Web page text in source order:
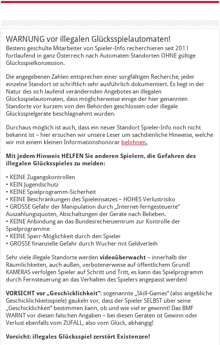
WARNUNG vor illegalen Glücksspielautomaten!
Bestens geschulte Mitarbeiter von Spieler-Info recherchieren seit 2011
fortlaufend in ganz Österreich nach Automaten-Standorten OHNE gültige
Glücksspielkonzession.
Die angegebenen Zahlen entsprechen einer sorgfältigen Recherche, jeder
einzelne Standort ist schriftlich sehr ausführlich dokumentiert. Es liegt in der
Natur des sich laufend verändernden Angebotes an illegalen
Glücksspielautomaten, dass möglicherweise einige der hier genannten
Standorte vor kurzem von den Behörden geschlossen oder illegale
Glücksspielgeräte beschlagnahmt wurden.
Durchaus möglich ist auch, dass ein neuer Standort Spieler-Info noch nicht
bekannt ist – hier ersuchen wir unsere Leser um sachdienliche Hinweise, welche
wir mit einem kleinen Informationshonorar belohnen.
Mit jedem Hinweis HELFEN Sie anderen Spielern, die Gefahren des
illegalen Glücksspieles zu meiden:
• KEINE Zugangskontrollen
• KEIN Jugendschutz
• KEINE Spielprogramm-Sicherheit
• KEINE Beschränkungen des Spieleinsatzes – HOHES Verlustrisiko
• GROSSE Gefahr der Manipulation durch „Internet-ferngesteuerte“
Auszahlungsquoten, Abschaltungen der Geräte nach Belieben.
• KEINE Anbindung an das Bundesrechenzentrum zur Kontrolle der
Spielprogramme
• KEINE Sperr-Möglichkeit durch den Spieler
• GROSSE finanzielle Gefahr durch Wucher mit Geldverleih
Sehr viele illegale Standorte werdenvideoüberwacht– innerhalb der
Räumlichkeiten, auch außen, verbotenerweise auf öffentlichem Grund!
KAMERAS verfolgen Spieler auf Schritt und Tritt, es kann das Spielprogramm
durch Fernsteuerung an das Verhalten des Spielers angepasst werden!
VORSICHT vor „Geschicklichkeit“: sogenannte „Skill-Games“ (also angebliche
Geschicklichkeitsspiele) gaukeln vor, dass der Spieler SELBST über seine
„Geschicklichkeit“ bestimmen kann, ob und wie viel er gewinnt! Das BMF
WARNT vor diesen falschen Angaben – bei diesen Geräten ist Gewinn oder
Verlust ebenfalls vom ZUFALL, also vom Glück, abhängig!
Vorsicht: illegales Glücksspiel zerstört Existenzen!